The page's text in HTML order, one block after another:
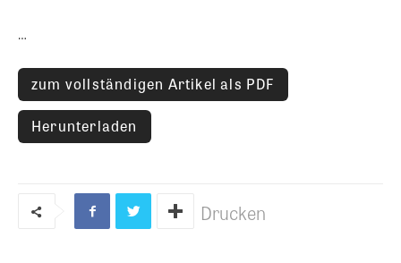
…
zum vollständigen Artikel als PDF
Herunterladen
Drucken